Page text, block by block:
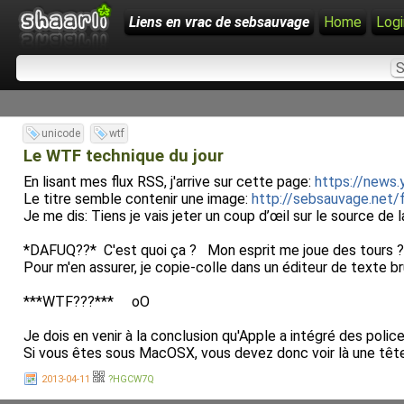
Liens en vrac de sebsauvage Home
unicode wtf
Le WTF technique du jour
En lisant mes flux RSS, j'arrive sur cette page: https://
Le titre semble contenir une image: http://
Je me dis: Tiens je vais jeter un coup d’œil sur le source de
*DAFUQ??* C'est quoi ça ? Mon esprit me joue des tours ?
Pour m'en assurer, je copie-colle dans un éditeur de texte
***WTF???*** oO
Je dois en venir à la conclusion qu'Apple a intégré des
Si vous êtes sous MacOSX, vous devez donc voir là une
2013-04-11 ?HGCW7Q